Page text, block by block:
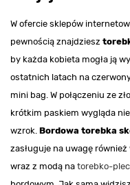
W ofercie sklepów
pewnością znajdziesz
by każda kobieta mogła ją
ostatnich latach na
mini bag. W połączeniu ze
krótkim paskiem wygląda
wzrok. Bordowa torebka
zasługuje na uwagę również
wraz z modą na torebko-